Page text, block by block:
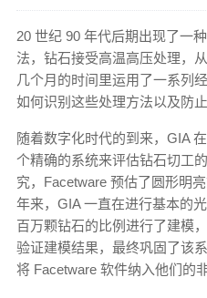
20 世纪 90 年代后期出现了一
法，钻石接受高温高压处理，
几个月的时间里运用了一系列
如何识别这些处理方法以及防
随着数字化时代的到来，GIA
个精确的系统来评估钻石切工
究，Facetware 预估了圆形明
年来，GIA 一直在进行基本的
百万颗钻石的比例进行了建模
验证建模结果，最终巩固了该
将 Facetware 软件纳入他们的